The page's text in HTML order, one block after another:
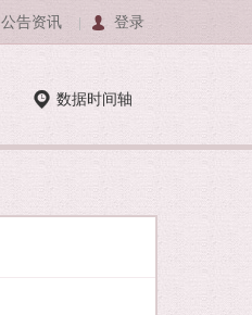
公告资讯 登录
数据时间轴